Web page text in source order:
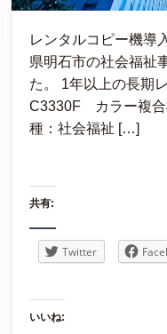
レンタルコピー機導
県明石市の社会福祉
た。 1年以上の長期
C3330F カラー複合
種：社会福祉 […]
共有:
Twitter
いいね: